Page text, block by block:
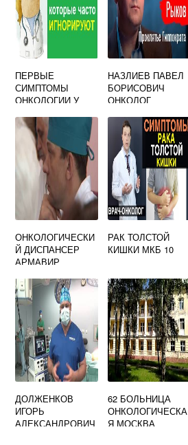
ПЕРВЫЕ
СИМПТОМЫ
ОНКОЛОГИИ У
НАЗЛИЕВ ПАВЕЛ
БОРИСОВИЧ
ОНКОЛОГ
ОНКОЛОГИЧЕСКИ
Й ДИСПАНСЕР
АРМАВИР
САЙТ
РАК ТОЛСТОЙ
КИШКИ МКБ 10
ДОЛЖЕНКОВ
ИГОРЬ
АЛЕКСАНДРОВИЧ
62 БОЛЬНИЦА
ОНКОЛОГИЧЕСКА
Я МОСКВА